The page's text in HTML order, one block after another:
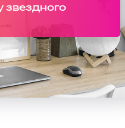
звездного